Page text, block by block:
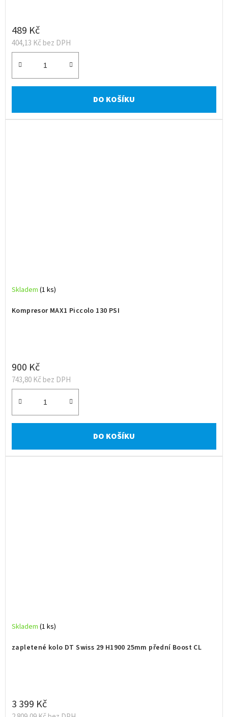
404,13 Kč bez DPH
489 Kč
DO KOŠÍKU
Kompresor MAX1 Piccolo 130 PSI
Skladem (1 ks)
743,80 Kč bez DPH
900 Kč
DO KOŠÍKU
zapletené kolo DT Swiss 29 H1900 25mm přední Boost CL
Skladem (1 ks)
3 399 Kč